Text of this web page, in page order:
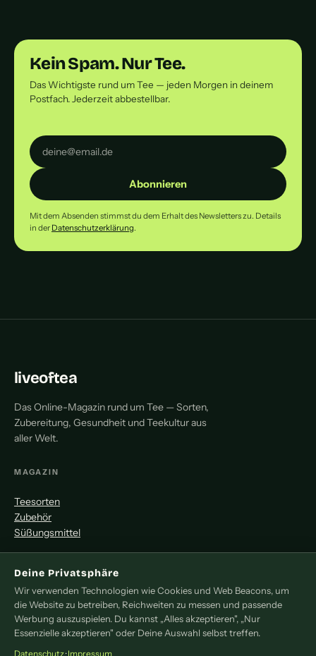
Kein Spam. Nur Tee.
Das Wichtigste rund um Tee — jeden Morgen in deinem
Postfach. Jederzeit abbestellbar.
Abonnieren
Mit dem Absenden stimmst du dem Erhalt des Newsletters zu. Details
in der Datenschutzerklärung.
liveoftea
Das Online-Magazin rund um Tee — Sorten,
Zubereitung, Gesundheit und Teekultur aus
aller Welt.
MAGAZIN
Teesorten
Zubehör
Süßungsmittel
MITMACHEN
Redaktion
Pressemitteilung
Newsletter
Deine Privatsphäre
Wir verwenden Technologien wie Cookies und Web Beacons, um
die Website zu betreiben, Reichweiten zu messen und passende
Werbung auszuspielen. Du kannst „Alles akzeptieren", „Nur
Essenzielle akzeptieren" oder Deine Auswahl selbst treffen.
Datenschutz·Impressum